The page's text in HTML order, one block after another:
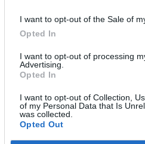
I want to opt-out of the Sale of
Opted In
I want to opt-out of processing
Advertising.
Opted In
I want to opt-out of Collection,
of my Personal Data that Is
was collected.
Opted Out